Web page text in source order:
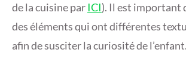
de la cuisine parICI). Il est important
des éléments qui ont différentes
afin de susciter la curiosité de l’enfant.